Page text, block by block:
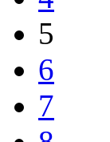
5
6
7